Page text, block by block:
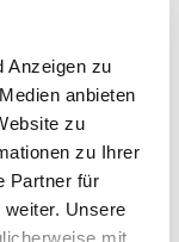
Anzeigen zu
anbieten
zu
zu Ihrer
Partner für
Unsere
mit